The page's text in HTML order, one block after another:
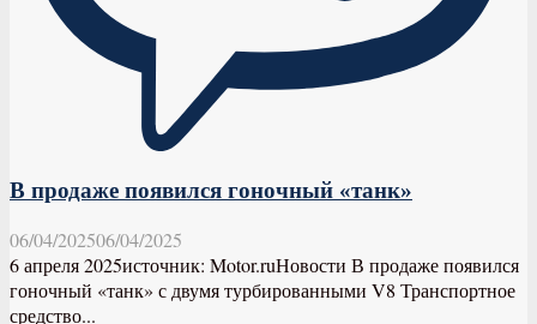
В продаже появился гоночный «танк»
06/04/202506/04/2025
6 апреля 2025источник: Motor.ruНовости В продаже появился
гоночный «танк» с двумя турбированными V8 Транспортное
средство...